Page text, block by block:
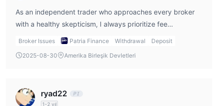
As an independent trader who approaches every broker
with a healthy skepticism, I always prioritize fee
transparency and fund safety. When I examined Patria
costs involved, especially regarding deposits and
informational pages. They do reference a PDF on their
Broker Issues Patria Finance Withdrawal
Deposit
2025-08-30
Amerika Birleşik Devletleri
ryad22
1-2 yıl